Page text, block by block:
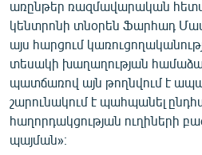
առընթեր ռազմավարական
կենտրոնի տնօրեն Ֆարհադ
այս հարցում
տեսակի խաղաղության
պատճառով այն թողնվում է
շարունակում է պահպանել
հաղորդակցության ուղիների
պայման»։